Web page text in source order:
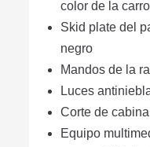
color de la
Skid plate del
negro
Mandos de la
Luces
Corte de cabina
Equipo